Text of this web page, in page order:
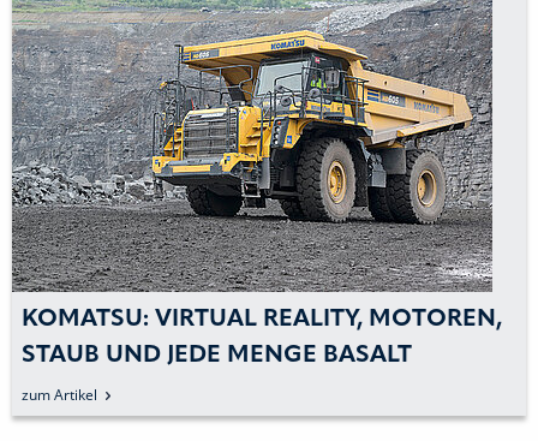
KOMATSU: VIRTUAL REALITY, MOTOREN,
STAUB UND JEDE MENGE BASALT
zum Artikel